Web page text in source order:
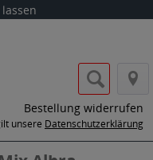
Bestellung widerrufen
unsere Datenschutzerklärung